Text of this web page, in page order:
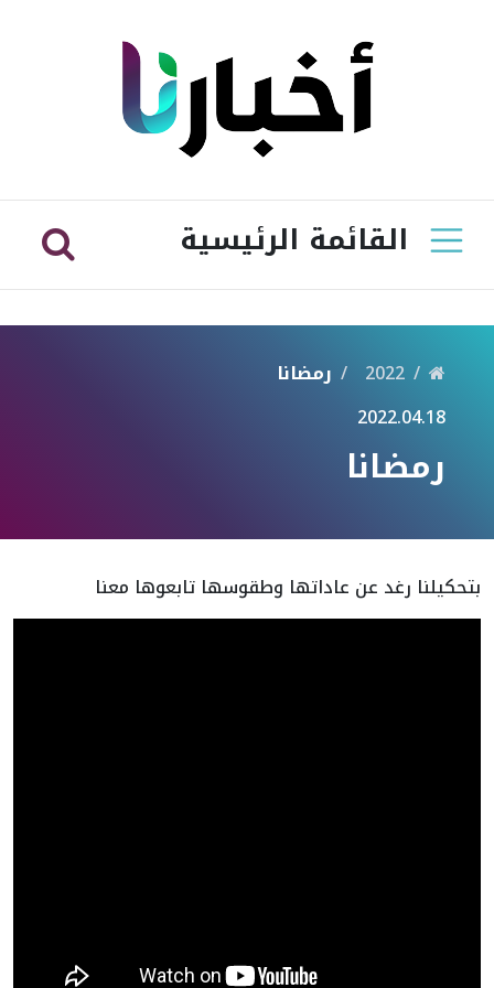
القائمة الرئيسية
2022
رمضانا
2022.04.18
رمضانا
بتحكيلنا رغد عن عاداتها وطقوسها تابعوها معنا